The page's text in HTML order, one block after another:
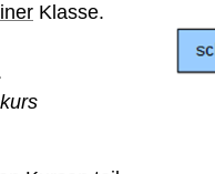
Klasse.
kurs